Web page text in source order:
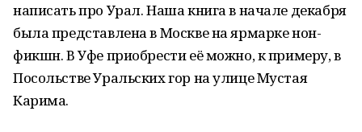
написать про Урал. Наша книга в начале декабря
была представлена в Москве на ярмарке нон-
фикшн. В Уфе приобрести её можно, к примеру, в
Посольстве Уральских гор на улице Мустая
Карима.